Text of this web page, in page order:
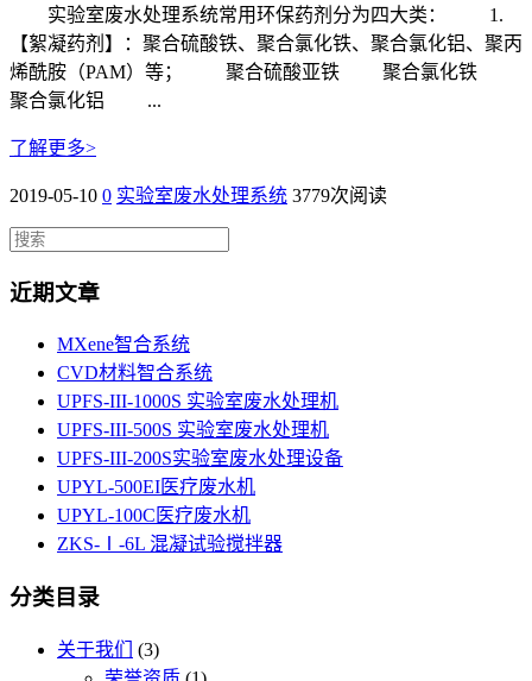
实验室废水处理系统常用环保药剂分为四大类： 1.
【絮凝药剂】：聚合硫酸铁、聚合氯化铁、聚合氯化铝、聚丙
烯酰胺（PAM）等； 聚合硫酸亚铁 聚合氯化铁
聚合氯化铝 ...
了解更多>
2019-05-10 0 实验室废水处理系统 3779次阅读
近期文章
MXene智合系统
CVD材料智合系统
UPFS-III-1000S 实验室废水处理机
UPFS-III-500S 实验室废水处理机
UPFS-III-200S实验室废水处理设备
UPYL-500EI医疗废水机
UPYL-100C医疗废水机
ZKS-Ⅰ-6L 混凝试验搅拌器
分类目录
关于我们
(3)